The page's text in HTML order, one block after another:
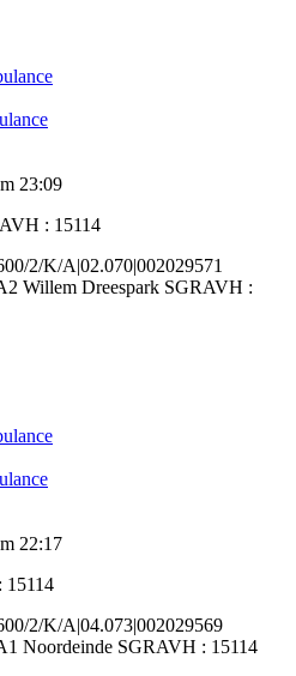
23:09
: 15114
2/K/A|02.070|002029571
Willem Dreespark SGRAVH :
22:17
15114
2/K/A|04.073|002029569
Noordeinde SGRAVH : 15114